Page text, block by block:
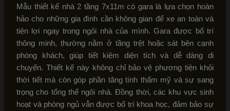
Mẫu thiết kế nhà 2 tầng 7x11m có gara là lựa chọn hoàn
hảo cho những gia đình cần không gian để xe an toàn và
tiện lợi ngay trong ngôi nhà của mình. Gara được bố trí
thông minh, thường nằm ở tầng trệt hoặc sát bên cạnh
phòng khách, giúp tiết kiệm diện tích và dễ dàng di
chuyển. Thiết kế này không chỉ bảo vệ phương tiện khỏi
thời tiết mà còn góp phần tăng tính thẩm mỹ và sự sang
trọng cho tổng thể ngôi nhà. Đồng thời, các khu vực sinh
hoạt và phòng ngủ vẫn được bố trí khoa học, đảm bảo sự